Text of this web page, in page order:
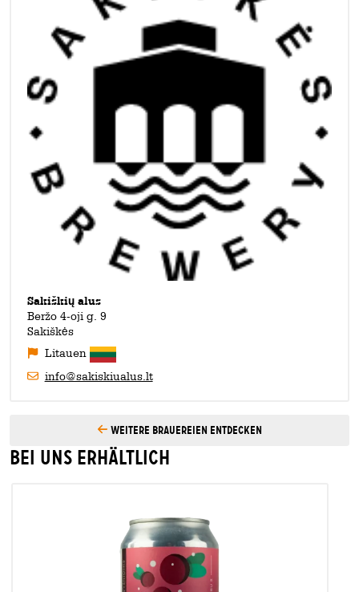
Gin & Tonic IPA Coconut Milk Stout
Sour Beetroot Ale im Sortiment.
Sakiškių alus
Beržo 4-oji g. 9
Sakiškės
Litauen
info@sakiskiualus.lt
Weitere Brauereien entdecken
Bei uns erhältlich